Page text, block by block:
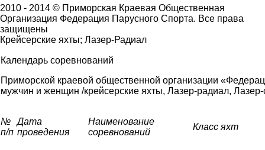
2010 - 2014 © Приморская Краевая Общественная
Организация Федерация Парусного Спорта. Все права
защищены
Крейсерские яхты; Лазер-Радиал
Календарь соревнований
Приморской краевой общественной организации
мужчин и женщин /крейсерские яхты, Лазер-радиал, Лазер-
№
п/п
Дата
проведения
Наименование
соревнований
Класс яхт